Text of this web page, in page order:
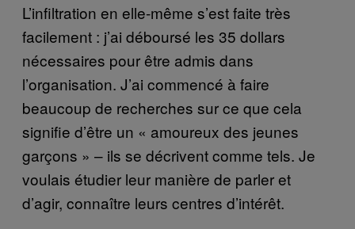
L’infiltration en elle-même s’est faite très
facilement : j’ai déboursé les 35 dollars
nécessaires pour être admis dans
l’organisation. J’ai commencé à faire
beaucoup de recherches sur ce que cela
signifie d’être un « amoureux des jeunes
garçons » – ils se décrivent comme tels. Je
voulais étudier leur manière de parler et
d’agir, connaître leurs centres d’intérêt.